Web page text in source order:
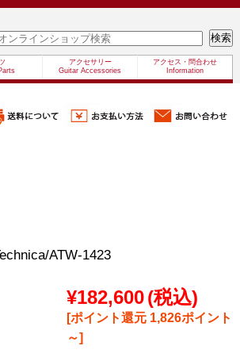
アクセサリー
Guitar Accessories
アクセス・問合わせ
Information
ATW-1423
¥182,600(税込)
[ポイント還元 1,826ポイント
～]